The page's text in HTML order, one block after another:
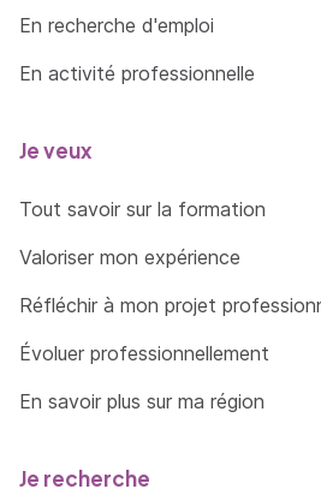
En recherche d'emploi
En activité professionnelle
Je veux
Tout savoir sur la formation
Valoriser mon expérience
Réfléchir à mon projet
Évoluer professionnellement
En savoir plus sur ma région
Je recherche